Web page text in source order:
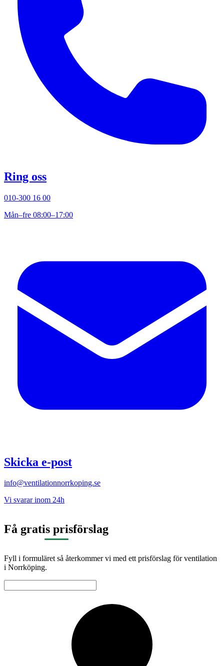
Ring oss
010-300 16 00
Mån–fre 08:00–17:00
Skicka e-post
info@ventilationnorrkoping.se
Vi svarar inom 24h
Få gratis prisförslag
Fyll i formuläret så återkommer vi med ett prisförslag för ventilation
i Norrköping.